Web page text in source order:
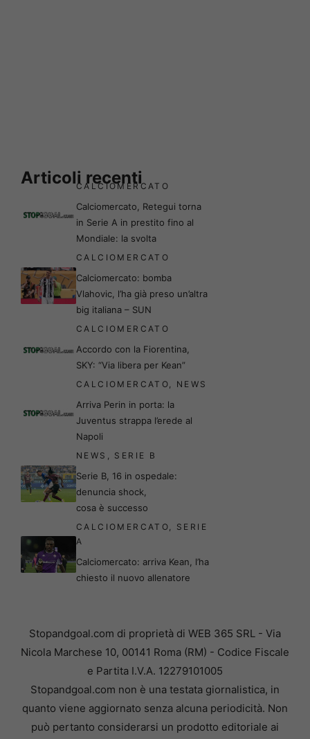
Articoli recenti
CALCIOMERCATO
Calciomercato, Retegui torna
in Serie A in prestito fino al
Mondiale: la svolta
CALCIOMERCATO
Calciomercato: bomba
Vlahovic, l’ha già preso un’altra
big italiana – SUN
CALCIOMERCATO
Accordo con la Fiorentina,
SKY: “Via libera per Kean”
CALCIOMERCATO, NEWS
Arriva Perin in porta: la
Juventus strappa l’erede al
Napoli
NEWS , SERIE B
Serie B, 16 in ospedale:
denuncia shock,
cosa è successo
CALCIOMERCATO, SERIE
A
Calciomercato: arriva Kean, l’ha
chiesto il nuovo allenatore
Stopandgoal.com di proprietà di WEB 365 SRL - Via
Nicola Marchese 10, 00141 Roma (RM) - Codice Fiscale
e Partita I.V.A. 12279101005
Stopandgoal.com non è una testata giornalistica, in
quanto viene aggiornato senza alcuna periodicità. Non
può pertanto considerarsi un prodotto editoriale ai